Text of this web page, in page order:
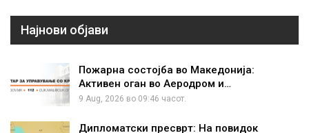
Најнови објави
Пожарна состојба во Македонија:
Активен оган во Аеродром и…
9 Aug, 2026 во 09:46 часот.
Дипломатски пресврт: На повидок